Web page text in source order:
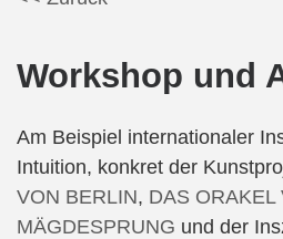
Workshop und
Am Beispiel internationaler
Intuition, konkret der
VON BERLIN, DAS ORAKEL
MÄGDESPRUNG und der